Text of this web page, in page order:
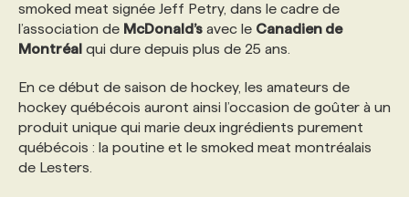
NOS AUTEUR‧RICES
POURQUOI CHOISIR NOS FORMATIONS
NOS TARIFS
PROGRAMMES DE SUBVENTIONS
FAQ
ANNONCEZ AVEC NOUS
smoked meat signée Jeff Petry, dans le cadre de
l’association de McDonald’s avec le Canadien de
Montréal qui dure depuis plus de 25 ans.
En ce début de saison de hockey, les amateurs de
hockey québécois auront ainsi l’occasion de goûter à un
produit unique qui marie deux ingrédients purement
québécois : la poutine et le smoked meat montréalais
de Lesters.